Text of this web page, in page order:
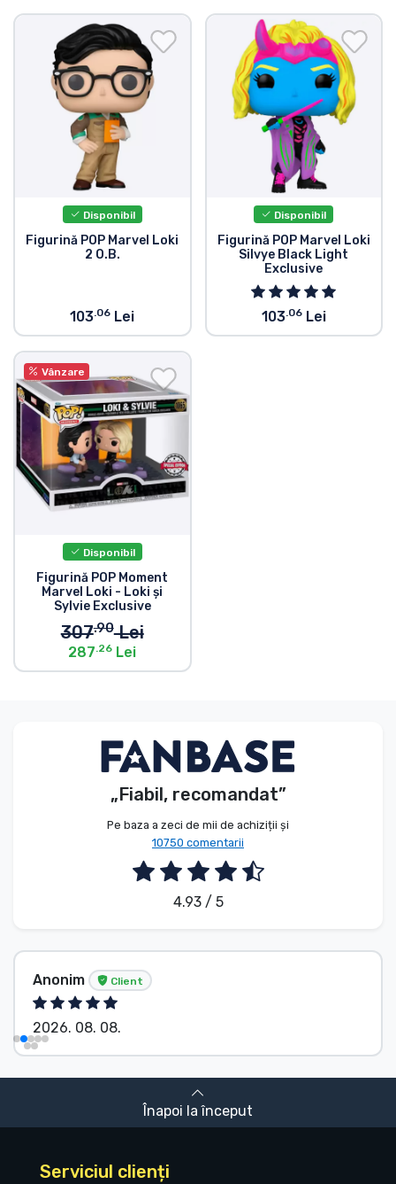
Disponibil
Figurină POP Marvel Loki
2 O.B.
103.06 Lei
Disponibil
Figurină POP Marvel Loki
Silvye Black Light
Exclusive
103.06Lei
Vânzare
Disponibil
Figurină POP Moment
Marvel Loki - Loki și
Sylvie Exclusive
307.90Lei
287.26 Lei
„Fiabil, recomandat”
Pe baza a zeci de mii de achiziții și
10750 comentarii
4.93 / 5
Anonim Client
2026. 08. 08.
Înapoi la început
Serviciul clienți